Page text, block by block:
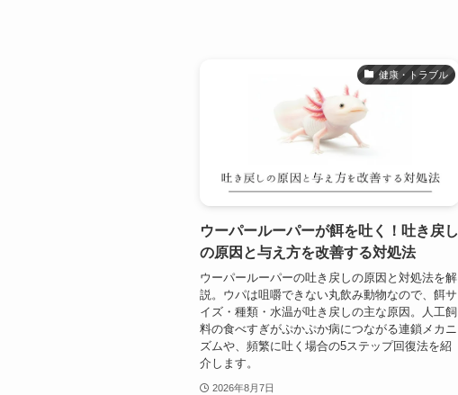
健康・トラブル
ウーパールーパーが餌を吐く！吐き戻し
の原因と与え方を改善する対処法
ウーパールーパーの吐き戻しの原因と対処法を解
説。ウパは咀嚼できない丸飲み動物なので、餌サ
イズ・種類・水温が吐き戻しの主な原因。人工飼
料の食べすぎがぷかぷか病につながる連鎖メカニ
ズムや、頻繁に吐く場合の5ステップ回復法を紹
介します。
2026年8月7日